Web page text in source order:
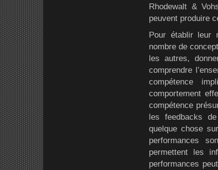
Rhodewalt &
peuvent produire
Pour établir leur
nombre de
les autres,
comprendre
compétence
comportement
compétence
les feedbacks
quelque chose
performances
permettent les
performances